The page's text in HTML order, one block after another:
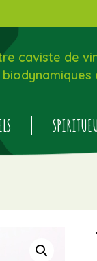
caviste de
biodynamiques